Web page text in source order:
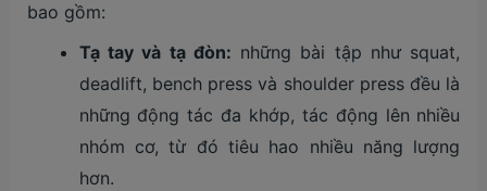
bao gồm:
Tạ tay và tạ đòn: những bài tập như squat,
deadlift, bench press và shoulder press đều là
những động tác đa khớp, tác động lên nhiều
nhóm cơ, từ đó tiêu hao nhiều năng lượng
hơn.